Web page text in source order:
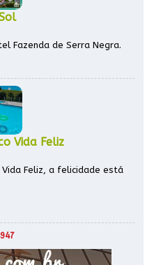
Fazenda de Serra Negra.
Vida Feliz
Feliz, a felicidade está